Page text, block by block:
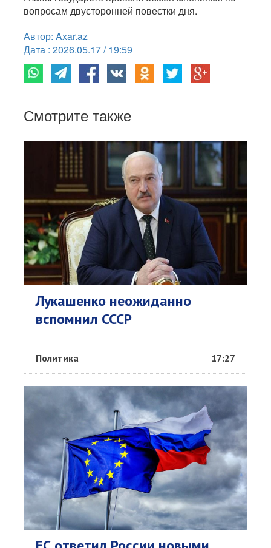
вопросам двусторонней повестки дня.
Автор: Axar.az
Дата : 2026.05.17 / 19:59
Смотрите также
Лукашенко неожиданно
вспомнил СССР
Политика 17:27